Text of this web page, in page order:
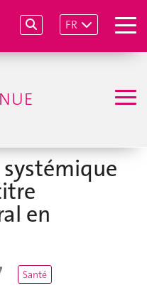
FR
en
Santé